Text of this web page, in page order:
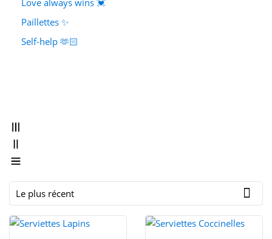
Paillettes ✨
Self-help 🫶🏻
Le plus récent 